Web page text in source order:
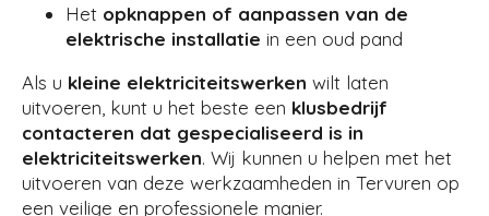
Het opknappen of aanpassen van de
elektrische installatie in een oud pand
Als u kleine elektriciteitswerken wilt laten
uitvoeren, kunt u het beste een klusbedrijf
contacteren dat gespecialiseerd is in
elektriciteitswerken. Wij kunnen u helpen met het
uitvoeren van deze werkzaamheden in Tervuren op
een veilige en professionele manier.